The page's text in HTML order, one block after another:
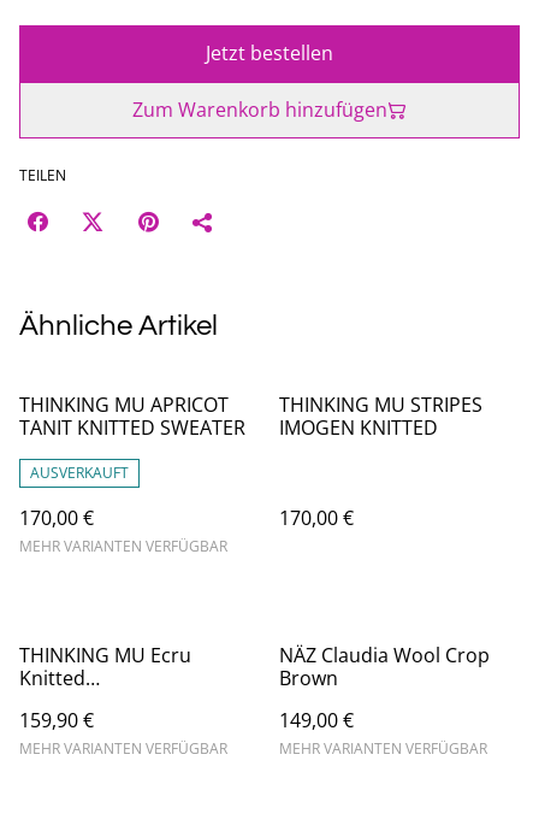
Jetzt bestellen
Zum Warenkorb hinzufügen
TEILEN
Ähnliche Artikel
THINKING MU APRICOT
TANIT KNITTED SWEATER
AUSVERKAUFT
170,00 €
MEHR VARIANTEN VERFÜGBAR
THINKING MU STRIPES
IMOGEN KNITTED
170,00 €
THINKING MU Ecru
Knitted
Miranda
159,90 €
MEHR VARIANTEN VERFÜGBAR
NÄZ Claudia Wool Crop
Brown
149,00 €
MEHR VARIANTEN VERFÜGBAR